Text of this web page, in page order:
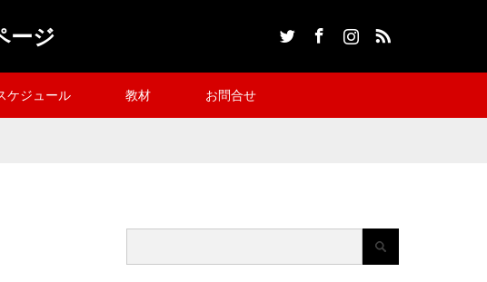
ージ
ケジュール 教材 お問合せ